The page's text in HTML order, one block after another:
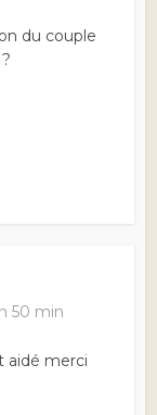
du couple
50 min
aidé merci